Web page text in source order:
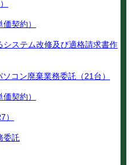
契約）
ステム改修及び適格請求書作
コン廃棄業務委託（21台）
契約）
）
委託